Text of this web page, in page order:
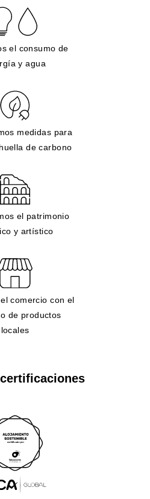
el consumo de
y agua
medidas para
de carbono
el patrimonio
y artístico
comercio con el
de productos
locales